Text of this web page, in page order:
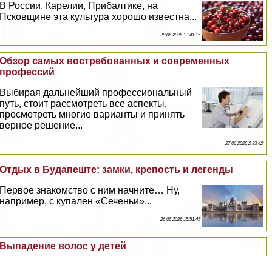
В России, Карелии, Прибалтике, на
Псковщине эта культура хорошо известна...
28 06 2026 13:41:15
Обзор самых востребованных и современных
профессий
Выбирая дальнейший профессиональный
путь, стоит рассмотреть все аспекты,
просмотреть многие варианты и принять
верное решение...
27 06 2026 2:33:42
Отдых в Будапеште: замки, крепость и легенды
Первое знакомство с ним начните… Ну,
например, с купален «Сеченьи»...
26 06 2026 15:51:45
Выпадение волос у детей